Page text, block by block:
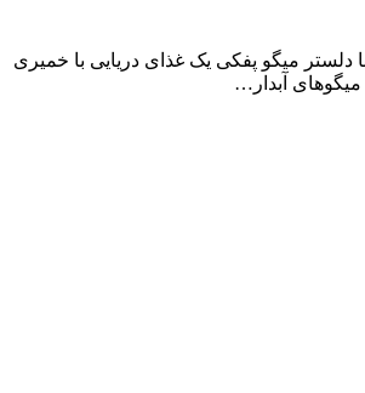
دلستر میگو پفکی یک غذای دریایی با خمیری
آبدار…